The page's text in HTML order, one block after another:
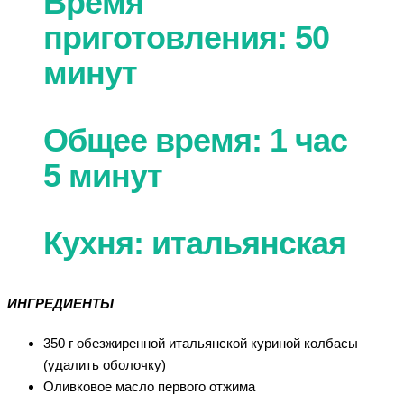
приготовления: 50
минут
Общее время: 1 час
5 минут
Кухня: итальянская
ИНГРЕДИЕНТЫ
350 г обезжиренной итальянской куриной колбасы
(удалить оболочку)
Оливковое масло первого отжима